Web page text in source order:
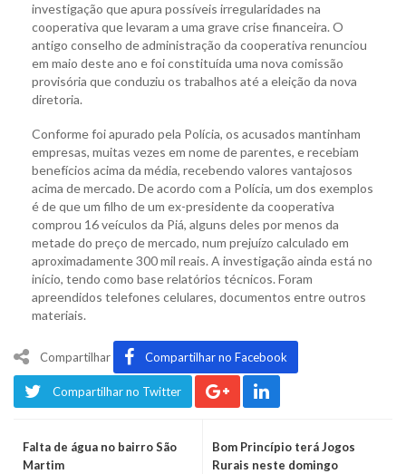
investigação que apura possíveis irregularidades na
cooperativa que levaram a uma grave crise financeira. O
antigo conselho de administração da cooperativa renunciou
em maio deste ano e foi constituída uma nova comissão
provisória que conduziu os trabalhos até a eleição da nova
diretoria.
Conforme foi apurado pela Polícia, os acusados mantinham
empresas, muitas vezes em nome de parentes, e recebiam
benefícios acima da média, recebendo valores vantajosos
acima de mercado. De acordo com a Polícia, um dos exemplos
é de que um filho de um ex-presidente da cooperativa
comprou 16 veículos da Piá, alguns deles por menos da
metade do preço de mercado, num prejuízo calculado em
aproximadamente 300 mil reais. A investigação ainda está no
início, tendo como base relatórios técnicos. Foram
apreendidos telefones celulares, documentos entre outros
materiais.
Compartilhar Compartilhar no Facebook
Compartilhar no Twitter
Falta de água no bairro São
Martim
Bom Princípio terá Jogos
Rurais neste domingo